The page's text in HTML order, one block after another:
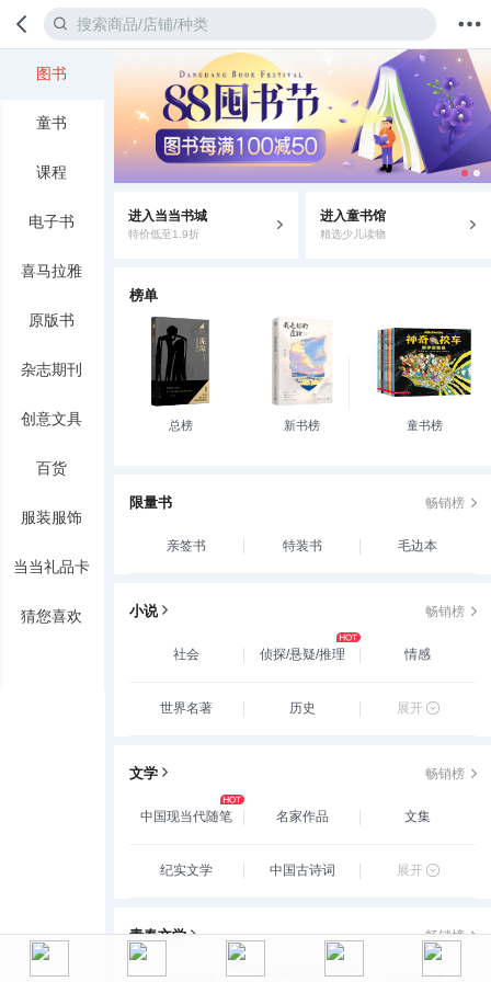
值得买 我的当当
图书
童书
课程
电子书
喜马拉雅
原版书
杂志期刊
创意文具
百货
服装服饰
当当礼品卡
猜您喜欢
进入当当书城
特价低至1.9折
进入童书馆
精选少儿读物
榜单
总榜 新书榜 童书榜
限量书 畅销榜
亲签书 特装书 毛边本
小说 畅销榜
社会 侦探/悬疑/推理 情感
世界名著 历史 展开
文学 畅销榜
中国现当代随笔 名家作品 文集
纪实文学 中国古诗词 展开
青春文学 畅销榜
玄幻/新武侠/魔幻/